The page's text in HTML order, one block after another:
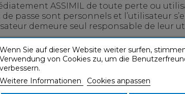
ASSIMIL de toute perte ou
passe sont personnels et l’utilisateur
demeure seul responsable de leur
passe ou d’identifiant d’un autre
avoir rempli son panier virtuel en
« Commander » et fournit les
la commande », l’utilisateur a la
Wenn Sie auf dieser Website weiter surfen,
Verwendung von Cookies zu, um die
verbessern.
Weitere Informationen
Cookies anpassen